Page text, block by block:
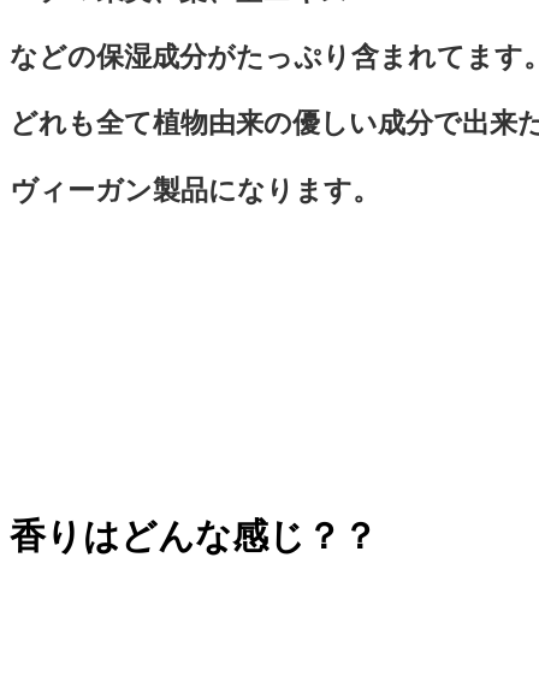
などの保湿成分がたっぷり含まれてます
どれも全て植物由来の優しい成分で出来
ヴィーガン製品になります。
香りはどんな感じ？？